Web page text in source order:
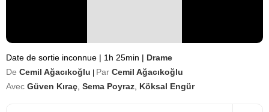
Date de sortie inconnue | 1h 25min | Drame
De Cemil Ağacıkoğlu Par Cemil Ağacıkoğlu
Avec Güven Kıraç Sema Poyraz Köksal Engür